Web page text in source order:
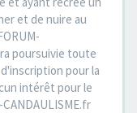
et de nuire au
poursuivie toute
pour la
intérêt pour le